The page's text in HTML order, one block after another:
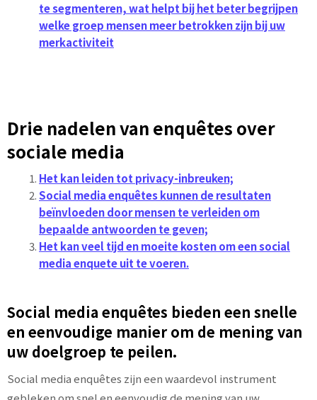
te segmenteren, wat helpt bij het beter begrijpen
welke groep mensen meer betrokken zijn bij uw
merkactiviteit
Drie nadelen van enquêtes over
sociale media
Het kan leiden tot privacy-inbreuken;
Social media enquêtes kunnen de resultaten
beïnvloeden door mensen te verleiden om
bepaalde antwoorden te geven;
Het kan veel tijd en moeite kosten om een social
media enquete uit te voeren.
Social media enquêtes bieden een snelle
en eenvoudige manier om de mening van
uw doelgroep te peilen.
Social media enquêtes zijn een waardevol instrument